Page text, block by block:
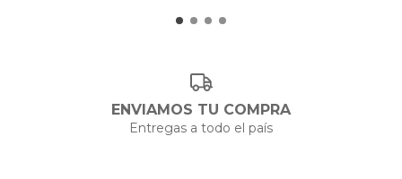
ENVIAMOS TU COMPRA
Entregas a todo el país